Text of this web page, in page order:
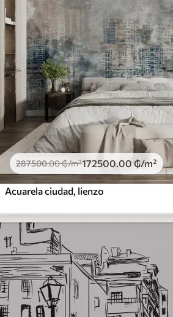
287500.00₲/m²172500.00 ₲/m²
Acuarela ciudad, lienzo